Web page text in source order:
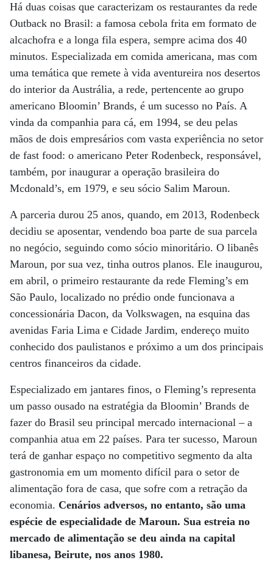
Há duas coisas que caracterizam os restaurantes da rede
Outback no Brasil: a famosa cebola frita em formato de
alcachofra e a longa fila espera, sempre acima dos 40
minutos. Especializada em comida americana, mas com
uma temática que remete à vida aventureira nos desertos
do interior da Austrália, a rede, pertencente ao grupo
americano Bloomin’ Brands, é um sucesso no País. A
vinda da companhia para cá, em 1994, se deu pelas
mãos de dois empresários com vasta experiência no setor
de fast food: o americano Peter Rodenbeck, responsável,
também, por inaugurar a operação brasileira do
Mcdonald’s, em 1979, e seu sócio Salim Maroun.
A parceria durou 25 anos, quando, em 2013, Rodenbeck
decidiu se aposentar, vendendo boa parte de sua parcela
no negócio, seguindo como sócio minoritário. O libanês
Maroun, por sua vez, tinha outros planos. Ele inaugurou,
em abril, o primeiro restaurante da rede Fleming’s em
São Paulo, localizado no prédio onde funcionava a
concessionária Dacon, da Volkswagen, na esquina das
avenidas Faria Lima e Cidade Jardim, endereço muito
conhecido dos paulistanos e próximo a um dos principais
centros financeiros da cidade.
Especializado em jantares finos, o Fleming’s representa
um passo ousado na estratégia da Bloomin’ Brands de
fazer do Brasil seu principal mercado internacional – a
companhia atua em 22 países. Para ter sucesso, Maroun
terá de ganhar espaço no competitivo segmento da alta
gastronomia em um momento difícil para o setor de
alimentação fora de casa, que sofre com a retração da
economia. Cenários adversos, no entanto, são uma
espécie de especialidade de Maroun. Sua estreia no
mercado de alimentação se deu ainda na capital
libanesa, Beirute, nos anos 1980.